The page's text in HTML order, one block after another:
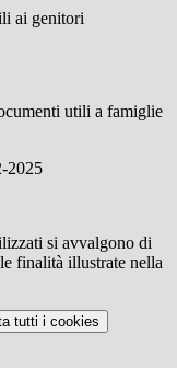
ai genitori
utili a famiglie
2025
si avvalgono di
finalità illustrate nella
tutti i cookies